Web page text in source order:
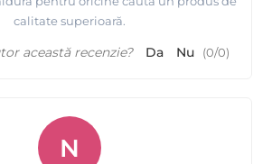
calitate superioară.
această recenzie? Da Nu (0/0)
N